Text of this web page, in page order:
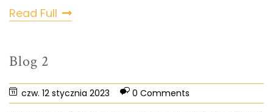
Read Full
Blog 2
czw. 12 stycznia 2023
0 Comments